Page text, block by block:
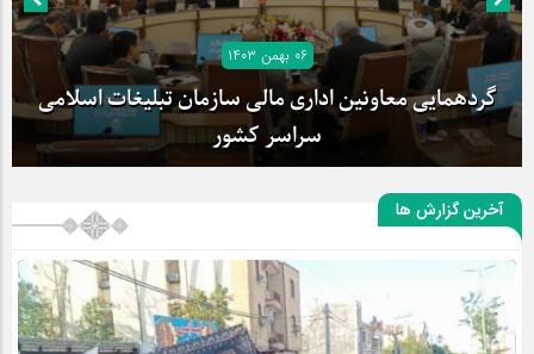
۰۶ بهمن ۱۴۰۳
گردهمایی معاونین اداری مالی سازمان تبلیغات اسلامی
سراسر کشور
آخرین گزارش ها